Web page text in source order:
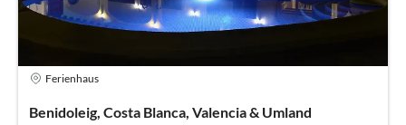
Ferienhaus
Benidoleig, Costa Blanca, Valencia & Umland